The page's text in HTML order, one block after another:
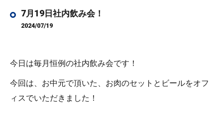
7月19日社内飲み会！
2024/07/19
今日は毎月恒例の社内飲み会です！
今回は、お中元で頂いた、お肉のセットとビールをオフ
ィスでいただきました！